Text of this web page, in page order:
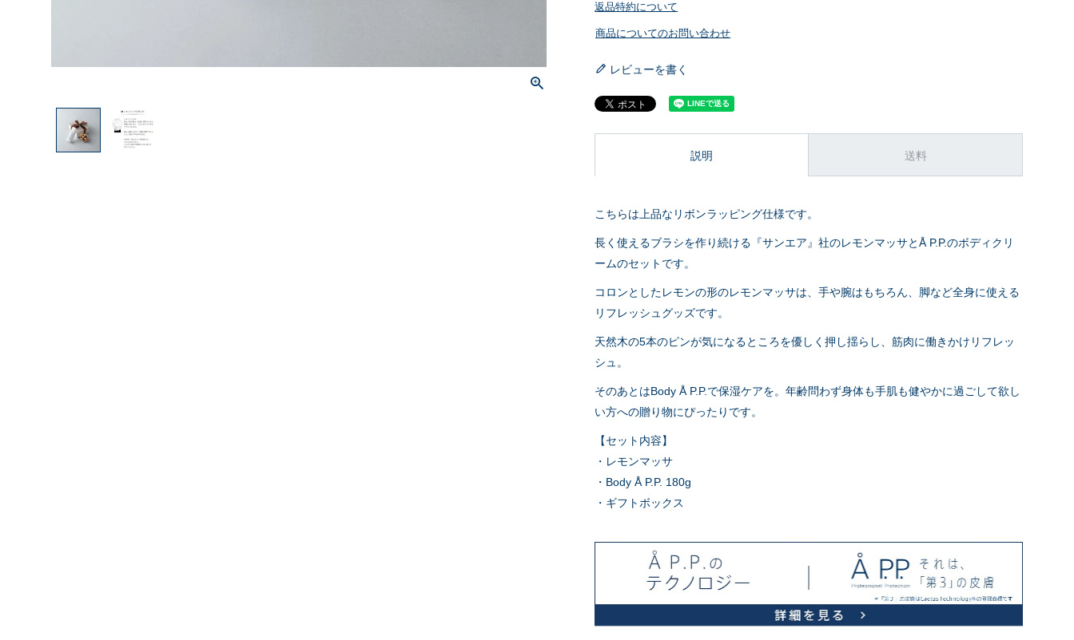
返品特約について
商品についてのお問い合わせ
レビューを書く
説明 送料
こちらは上品なリボンラッピング仕様です。
長く使えるブラシを作り続ける『サンエア』社のレモンマッサとÅ P.P.のボディクリ
ームのセットです。
コロンとしたレモンの形のレモンマッサは、手や腕はもちろん、脚など全身に使える
リフレッシュグッズです。
天然木の5本のピンが気になるところを優しく押し揺らし、筋肉に働きかけリフレッ
シュ。
そのあとはBody Å P.P.で保湿ケアを。年齢問わず身体も手肌も健やかに過ごして欲し
い方への贈り物にぴったりです。
【セット内容】
・レモンマッサ
・Body Å P.P. 180g
・ギフトボックス